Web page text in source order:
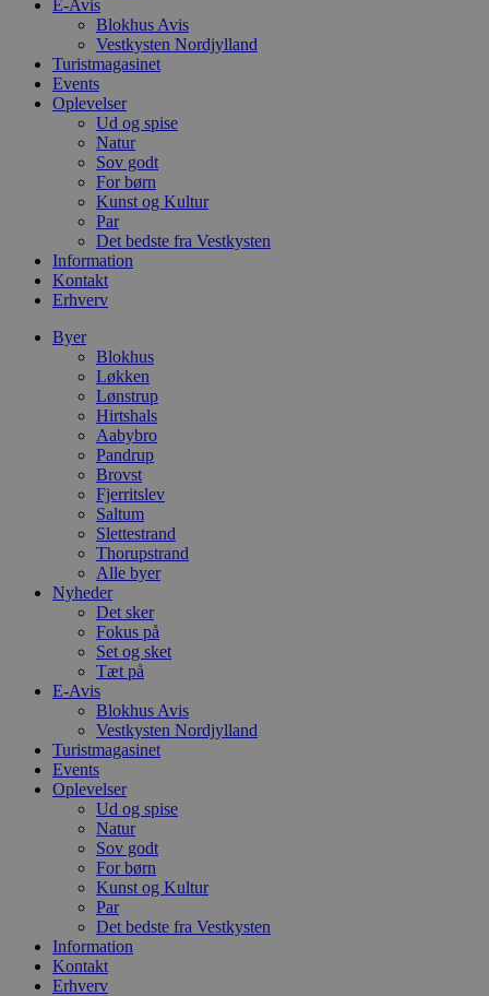
E-Avis
Blokhus Avis
Vestkysten Nordjylland
Turistmagasinet
Events
Oplevelser
Ud og spise
Natur
Sov godt
For børn
Kunst og Kultur
Par
Det bedste fra Vestkysten
Information
Kontakt
Erhverv
Byer
Blokhus
Løkken
Lønstrup
Hirtshals
Aabybro
Pandrup
Brovst
Fjerritslev
Saltum
Slettestrand
Thorupstrand
Alle byer
Nyheder
Det sker
Fokus på
Set og sket
Tæt på
E-Avis
Blokhus Avis
Vestkysten Nordjylland
Turistmagasinet
Events
Oplevelser
Ud og spise
Natur
Sov godt
For børn
Kunst og Kultur
Par
Det bedste fra Vestkysten
Information
Kontakt
Erhverv